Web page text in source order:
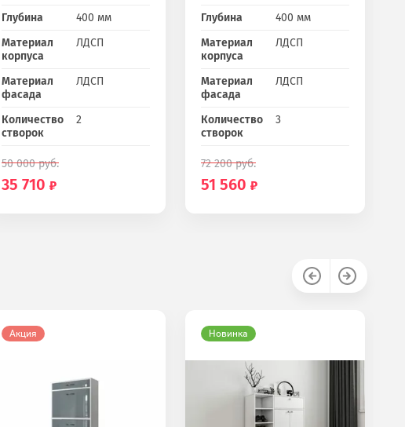
Глубина
400 мм
Материал
корпуса
ЛДСП
Материал
фасада
ЛДСП
Количество
створок
2
50 000руб.
35 710
Глубина
400 мм
Материал
корпуса
ЛДСП
Материал
фасада
ЛДСП
Количество
створок
3
72 200руб.
51 560
Акция Новинка